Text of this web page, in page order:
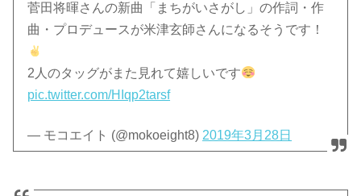
菅田将暉さんの新曲「まちがいさがし」の作詞・作
曲・プロデュースが米津玄師さんになるそうです！
2人のタッグがまた見れて嬉しいです
pic.twitter.com/HIqp2tarsf
— モコエイト (@mokoeight8) 2019年3月28日